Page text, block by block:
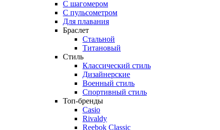
С шагомером
С пульсометром
Для плавания
Браслет
Стальной
Титановый
Стиль
Классический стиль
Дизайнерские
Военный стиль
Спортивный стиль
Топ-бренды
Casio
Rivaldy
Reebok Classic